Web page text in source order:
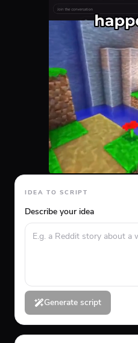
IDEA TO SCRIPT
Describe your idea
Generate script